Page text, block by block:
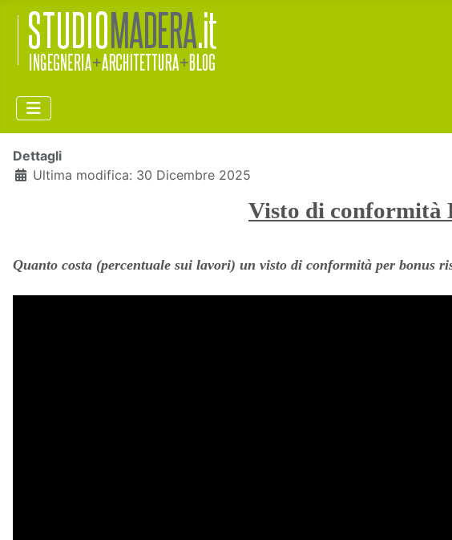
Dettagli
Ultima modifica: 30 Dicembre 2025
Visto di conformità
Quanto costa (percentuale sui lavori) un visto di conformità per bonus